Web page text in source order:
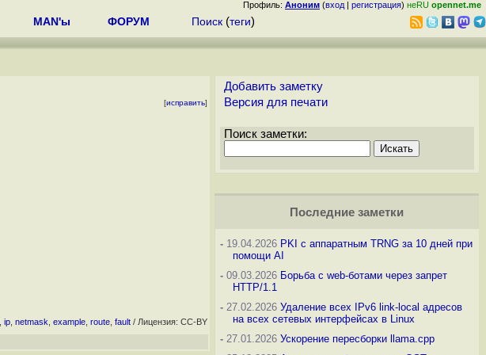
Профиль: Аноним (вход | регистрация) неRU opennet.me
MAN'ы ФОРУМ Поиск (теги)
[исправить]
ip netmask example route fault / Лицензия: CC-BY
Добавить заметку
Версия для печати
Поиск заметки:
Последние заметки
-19.04.2026 PKI с аппаратным TRNG за 10 дней при
помощи AI
-09.03.2026 Борьба с web-ботами через запрет
HTTP/1.1
-27.02.2026 Удаление всех IPv6 link-local адресов
на всех сетевых интерфейсах в Linux
-27.01.2026 Ускорение пересборки llama.cpp